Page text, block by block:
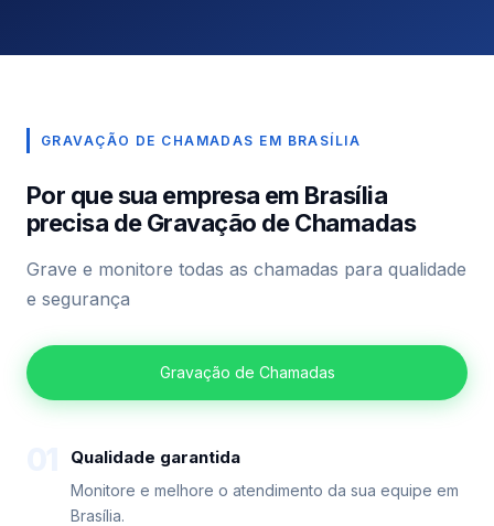
GRAVAÇÃO DE CHAMADAS EM BRASÍLIA
Por que sua empresa em Brasília
precisa de Gravação de Chamadas
Grave e monitore todas as chamadas para qualidade
e segurança
Gravação de Chamadas
Qualidade garantida
Monitore e melhore o atendimento da sua equipe em
Brasília.